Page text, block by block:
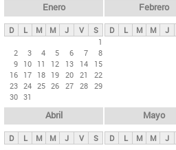
ds
p
n
c
i
p
Enero
D L M M J V
S
1
2
3 4 5 6 7
8
9 10 11 12 13 14
15
16 17 18 19 20 21
22
23 24 25 26 27 28 29
30 31
Febrero
D L M M J
Abril
D L M M J V S
Mayo
D L M M J